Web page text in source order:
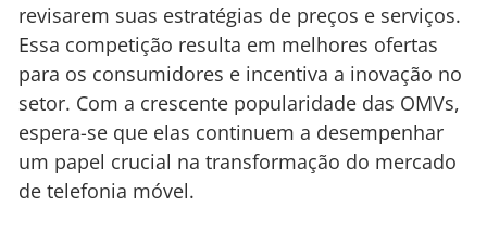
revisarem suas estratégias de preços e serviços.
Essa competição resulta em melhores ofertas
para os consumidores e incentiva a inovação no
setor. Com a crescente popularidade das OMVs,
espera-se que elas continuem a desempenhar
um papel crucial na transformação do mercado
de telefonia móvel.